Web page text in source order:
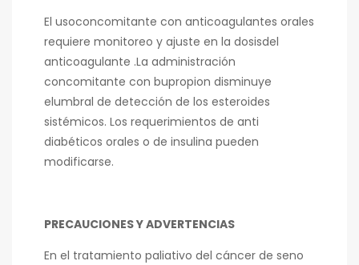
El usoconcomitante con anticoagulantes orales
requiere monitoreo y ajuste en la dosisdel
anticoagulante .La administración
concomitante con bupropion disminuye
elumbral de detección de los esteroides
sistémicos. Los requerimientos de anti
diabéticos orales o de insulina pueden
modificarse.
PRECAUCIONES Y ADVERTENCIAS
En el tratamiento paliativo del cáncer de seno